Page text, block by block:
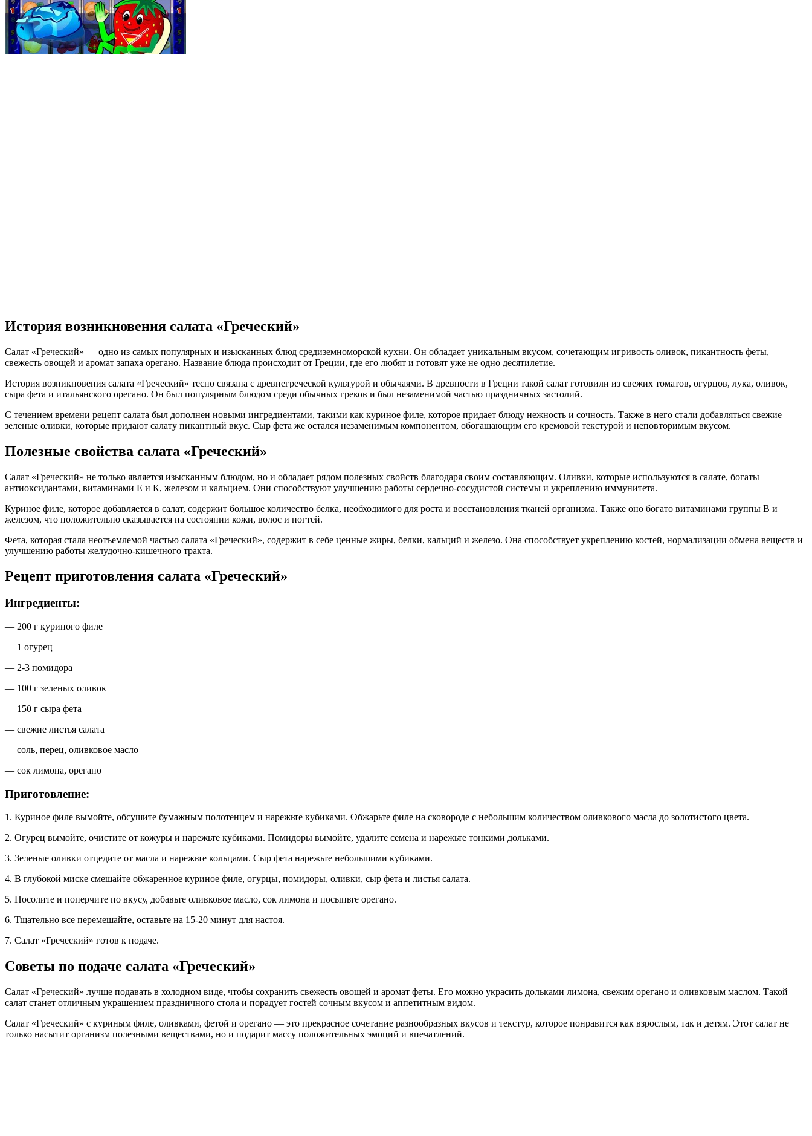
История возникновения салата «Греческий»
Салат «Греческий» — одно из самых популярных и изысканных блюд средиземноморской кухни. Он обладает уникальным вкусом, сочетающим игривость оливок, пикантность феты,
свежесть овощей и аромат запаха орегано. Название блюда происходит от Греции, где его любят и готовят уже не одно десятилетие.
История возникновения салата «Греческий» тесно связана с древнегреческой культурой и обычаями. В древности в Греции такой салат готовили из свежих томатов, огурцов, лука, оливок,
сыра фета и итальянского орегано. Он был популярным блюдом среди обычных греков и был незаменимой частью праздничных застолий.
С течением времени рецепт салата был дополнен новыми ингредиентами, такими как куриное филе, которое придает блюду нежность и сочность. Также в него стали добавляться свежие
зеленые оливки, которые придают салату пикантный вкус. Сыр фета же остался незаменимым компонентом, обогащающим его кремовой текстурой и неповторимым вкусом.
Полезные свойства салата «Греческий»
Салат «Греческий» не только является изысканным блюдом, но и обладает рядом полезных свойств благодаря своим составляющим. Оливки, которые используются в салате, богаты
антиоксидантами, витаминами Е и К, железом и кальцием. Они способствуют улучшению работы сердечно-сосудистой системы и укреплению иммунитета.
Куриное филе, которое добавляется в салат, содержит большое количество белка, необходимого для роста и восстановления тканей организма. Также оно богато витаминами группы В и
железом, что положительно сказывается на состоянии кожи, волос и ногтей.
Фета, которая стала неотъемлемой частью салата «Греческий», содержит в себе ценные жиры, белки, кальций и железо. Она способствует укреплению костей, нормализации обмена веществ и
улучшению работы желудочно-кишечного тракта.
Рецепт приготовления салата «Греческий»
Ингредиенты:
— 200 г куриного филе
— 1 огурец
— 2-3 помидора
— 100 г зеленых оливок
— 150 г сыра фета
— свежие листья салата
— соль, перец, оливковое масло
— сок лимона, орегано
Приготовление:
1. Куриное филе вымойте, обсушите бумажным полотенцем и нарежьте кубиками. Обжарьте филе на сковороде с небольшим количеством оливкового масла до золотистого цвета.
2. Огурец вымойте, очистите от кожуры и нарежьте кубиками. Помидоры вымойте, удалите семена и нарежьте тонкими дольками.
3. Зеленые оливки отцедите от масла и нарежьте кольцами. Сыр фета нарежьте небольшими кубиками.
4. В глубокой миске смешайте обжаренное куриное филе, огурцы, помидоры, оливки, сыр фета и листья салата.
5. Посолите и поперчите по вкусу, добавьте оливковое масло, сок лимона и посыпьте орегано.
6. Тщательно все перемешайте, оставьте на 15-20 минут для настоя.
7. Салат «Греческий» готов к подаче.
Советы по подаче салата «Греческий»
Салат «Греческий» лучше подавать в холодном виде, чтобы сохранить свежесть овощей и аромат феты. Его можно украсить дольками лимона, свежим орегано и оливковым маслом. Такой
салат станет отличным украшением праздничного стола и порадует гостей сочным вкусом и аппетитным видом.
Салат «Греческий» с куриным филе, оливками, фетой и орегано — это прекрасное сочетание разнообразных вкусов и текстур, которое понравится как взрослым, так и детям. Этот салат не
только насытит организм полезными веществами, но и подарит массу положительных эмоций и впечатлений.